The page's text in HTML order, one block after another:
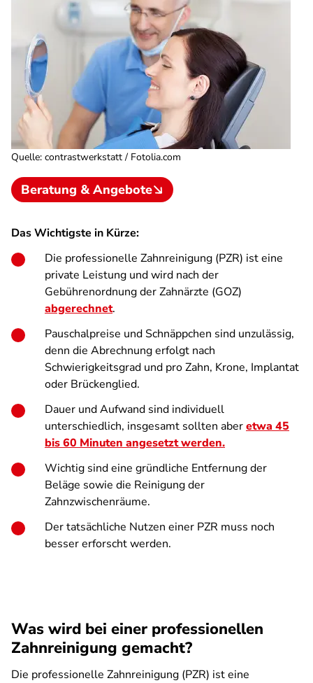
Quelle: contrastwerkstatt / Fotolia.com
Beratung & Angebote
Das Wichtigste in Kürze:
Die professionelle Zahnreinigung (PZR) ist eine
private Leistung und wird nach der
Gebührenordnung der Zahnärzte (GOZ)
abgerechnet.
Pauschalpreise und Schnäppchen sind unzulässig,
denn die Abrechnung erfolgt nach
Schwierigkeitsgrad und pro Zahn, Krone, Implantat
oder Brückenglied.
Dauer und Aufwand sind individuell
unterschiedlich, insgesamt sollten aberetwa 45
bis 60 Minuten angesetzt werden.
Wichtig sind eine gründliche Entfernung der
Beläge sowie die Reinigung der
Zahnzwischenräume.
Der tatsächliche Nutzen einer PZR muss noch
besser erforscht werden.
Was wird bei einer professionellen
Zahnreinigung gemacht?
Die professionelle Zahnreinigung (PZR) ist eine